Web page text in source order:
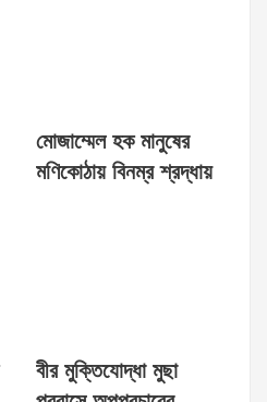
মোজাম্মেল হক মানুষের
মণিকোঠায় বিনম্র শ্রদ্ধায়
বীর মুক্তিযোদ্ধা মুছা